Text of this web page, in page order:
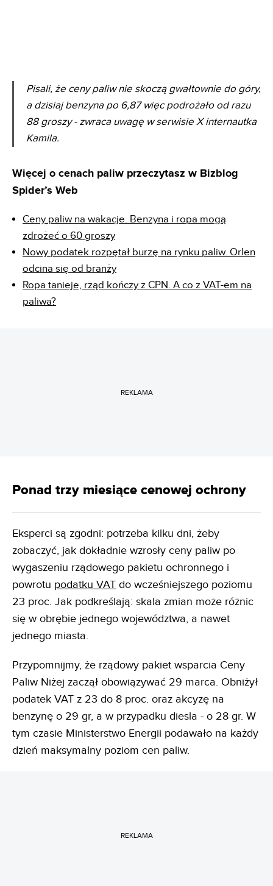
Pisali, że ceny paliw nie skoczą gwałtownie do góry,
a dzisiaj benzyna po 6,87 więc podrożało od razu
88 groszy - zwraca uwagę w serwisie X internautka
Kamila.
Więcej o cenach paliw przeczytasz w Bizblog
Spider’s Web
Ceny paliw na wakacje. Benzyna i ropa mogą
zdrożeć o 60 groszy
Nowy podatek rozpętał burzę na rynku paliw. Orlen
odcina się od branży
Ropa tanieje, rząd kończy z CPN. A co z VAT-em na
paliwa?
REKLAMA
Ponad trzy miesiące cenowej ochrony
Eksperci są zgodni: potrzeba kilku dni, żeby
zobaczyć, jak dokładnie wzrosły ceny paliw po
wygaszeniu rządowego pakietu ochronnego i
powrotu podatku VAT do wcześniejszego poziomu
23 proc. Jak podkreślają: skala zmian może różnic
się w obrębie jednego województwa, a nawet
jednego miasta.
Przypomnijmy, że rządowy pakiet wsparcia Ceny
Paliw Niżej zaczął obowiązywać 29 marca. Obniżył
podatek VAT z 23 do 8 proc. oraz akcyzę na
benzynę o 29 gr, a w przypadku diesla - o 28 gr. W
tym czasie Ministerstwo Energii podawało na każdy
dzień maksymalny poziom cen paliw.
REKLAMA